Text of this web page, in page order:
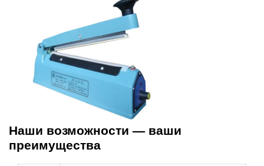
Наши возможности — ваши
преимущества